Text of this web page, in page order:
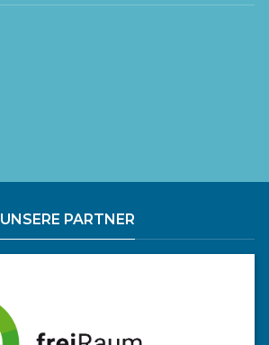
UNSERE PARTNER